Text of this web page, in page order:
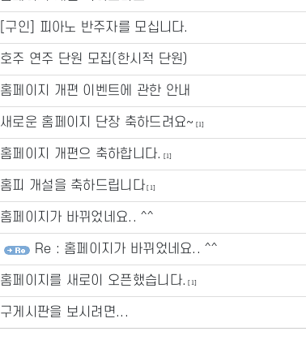
[구인] 피아노 반주자를 모십니다.
호주 연주 단원 모집(한시적 단원)
홈페이지 개편 이벤트에 관한 안내
새로운 홈페이지 단장 축하드려요~ [1]
홈페이지 개편으 축하합니다. [1]
홈피 개설을 축하드립니다 [1]
홈페이지가 바뀌었네요.. ^^
Re : 홈페이지가 바뀌었네요.. ^^
홈페이지를 새로이 오픈했습니다. [1]
구게시판을 보시려면...